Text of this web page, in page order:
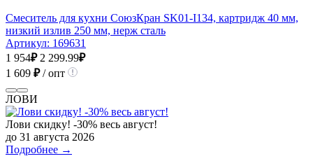
Смеситель для кухни СоюзКран SK01-I134, картридж 40 мм,
низкий излив 250 мм, нерж сталь
Артикул: 169631
1 954₽ 2 299.99₽
1 609 ₽/ опт
ЛОВИ
Лови скидку! -30% весь август!
до 31 августа 2026
Подробнее →